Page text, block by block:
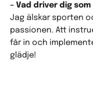
– Vad driver dig
Jag älskar sporten
passionen. Att
får in och
glädje!